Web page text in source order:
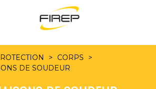
> CORPS
>
DE SOUDEUR